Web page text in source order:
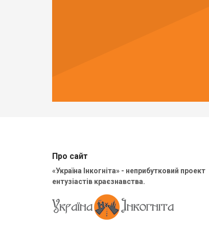
Про сайт
«Україна Інкогніта» - неприбутковий проект
ентузіастів краєзнавства.